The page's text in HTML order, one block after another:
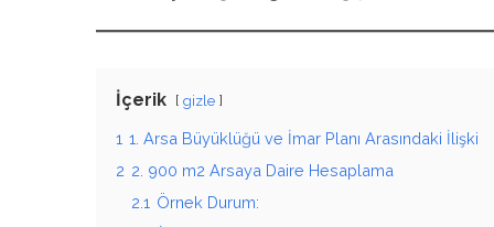
İçerik gizle
1 1. Arsa Büyüklüğü ve İmar Planı Arasındaki İlişki
2 2. 900 m2 Arsaya Daire Hesaplama
2.1 Örnek Durum: